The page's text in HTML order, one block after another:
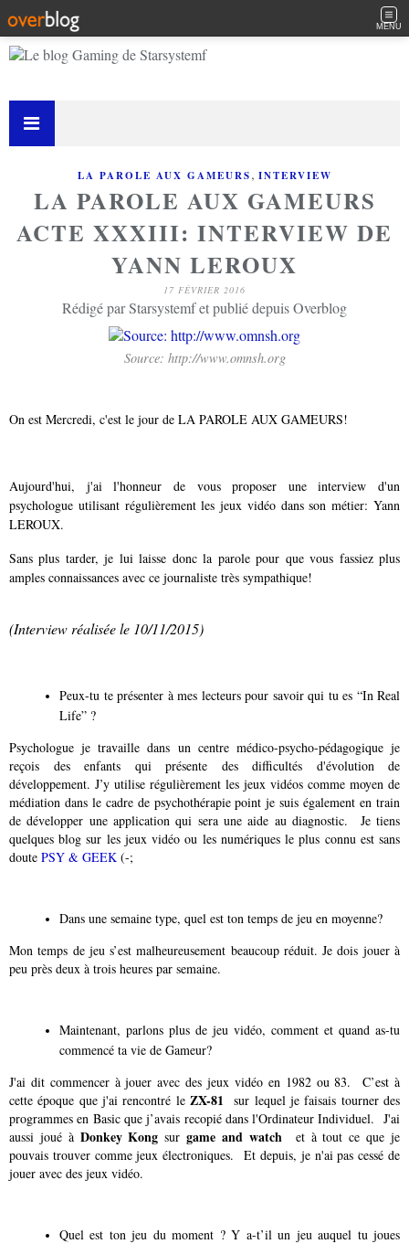
MENU
LA PAROLE AUX GAMEURS, INTERVIEW
LA PAROLE AUX GAMEURS
ACTE XXXIII: INTERVIEW DE
YANN LEROUX
17 FÉVRIER 2016
Rédigé par Starsystemf et publié depuis Overblog
Source: http://www.omnsh.org
On est Mercredi, c'est le jour de LA PAROLE AUX GAMEURS!
Aujourd'hui, j'ai l'honneur de vous proposer une interview d'un
psychologue utilisant régulièrement les jeux vidéo dans son métier: Yann
LEROUX.
Sans plus tarder, je lui laisse donc la parole pour que vous fassiez plus
amples connaissances avec ce journaliste très sympathique!
(Interview réalisée le 10/11/2015)
Peux-tu te présenter à mes lecteurs pour savoir qui tu es “In Real
Life” ?
Psychologue je travaille dans un centre médico-psycho-pédagogique je
reçois des enfants qui présente des difficultés d'évolution de
développement. J’y utilise régulièrement les jeux vidéos comme moyen de
médiation dans le cadre de psychothérapie point je suis également en train
de développer une application qui sera une aide au diagnostic. Je tiens
quelques blog sur les jeux vidéo ou les numériques le plus connu est sans
doute PSY & GEEK (-;
Dans une semaine type, quel est ton temps de jeu en moyenne?
Mon temps de jeu s’est malheureusement beaucoup réduit. Je dois jouer à
peu près deux à trois heures par semaine.
Maintenant, parlons plus de jeu vidéo, comment et quand as-tu
commencé ta vie de Gameur?
J'ai dit commencer à jouer avec des jeux vidéo en 1982 ou 83. C’est à
cette époque que j'ai rencontré leZX-81 sur lequel je faisais tourner des
programmes en Basic que j’avais recopié dans l'Ordinateur Individuel. J'ai
aussi joué à Donkey Kongsurgame and watchet à tout ce que je
pouvais trouver comme jeux électroniques. Et depuis, je n'ai pas cessé de
jouer avec des jeux vidéo.
Quel est ton jeu du moment ? Y a-t’il un jeu auquel tu joues